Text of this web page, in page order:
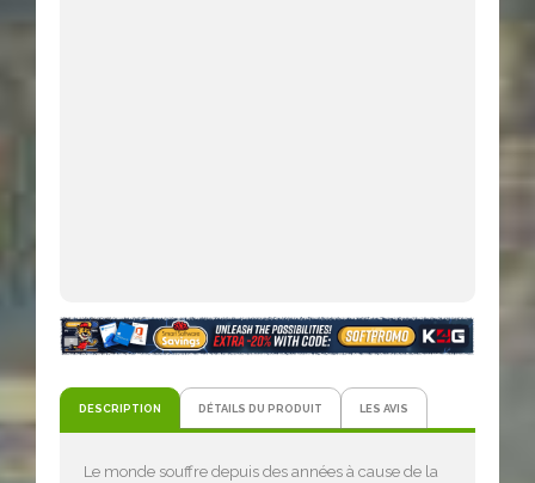
DESCRIPTION DÉTAILS DU PRODUIT LES AVIS
Le monde souffre depuis des années à cause de la